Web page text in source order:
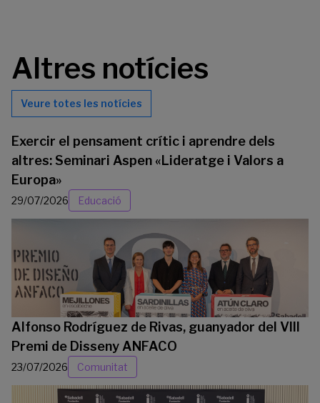
Altres notícies
Veure totes les notícies
Exercir el pensament crític i aprendre dels
altres: Seminari Aspen «Lideratge i Valors a
Europa»
29/07/2026 Educació
Alfonso Rodríguez de Rivas, guanyador del VIII
Premi de Disseny ANFACO
23/07/2026 Comunitat